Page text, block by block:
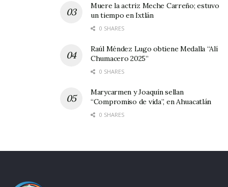
Muere la actriz Meche Carreño; estuvo
un tiempo en Ixtlán
0 SHARES
Raúl Méndez Lugo obtiene Medalla “Alí
Chumacero 2025”
0 SHARES
Marycarmen y Joaquín sellan
“Compromiso de vida”, en Ahuacatlán
0 SHARES